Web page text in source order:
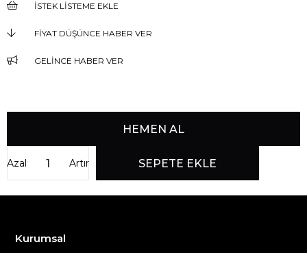
İSTEK LISTEME EKLE
FIYAT DÜŞÜNCE HABER VER
GELINCE HABER VER
Artır
Azalt
Kurumsal